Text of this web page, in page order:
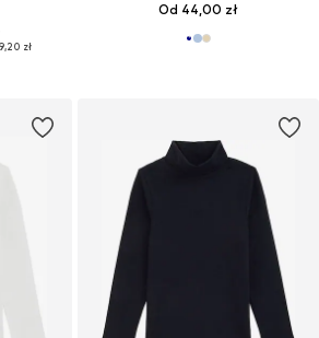
zł
Od 44,00 zł